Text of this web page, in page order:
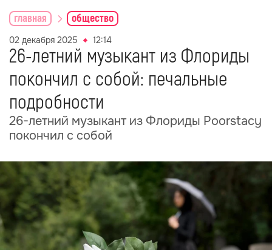
главная общество
02 декабря 2025 12:14
26-летний музыкант из Флориды
покончил с собой: печальные
подробности
26-летний музыкант из Флориды Poorstacy
покончил с собой